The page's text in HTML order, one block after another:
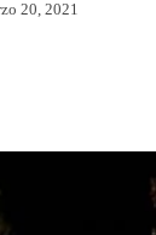
20, 2021